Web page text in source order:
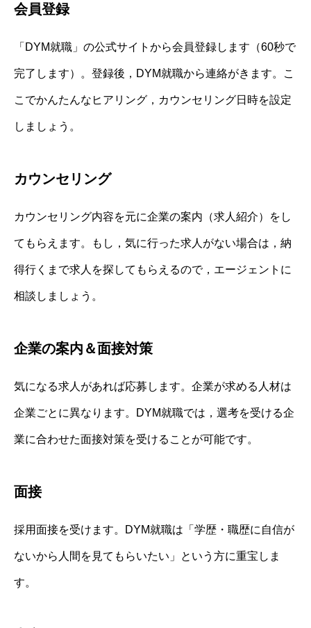
会員登録
「DYM就職」の公式サイトから会員登録します（60秒で
完了します）。登録後，DYM就職から連絡がきます。こ
こでかんたんなヒアリング，カウンセリング日時を設定
しましょう。
カウンセリング
カウンセリング内容を元に企業の案内（求人紹介）をし
てもらえます。もし，気に行った求人がない場合は，納
得行くまで求人を探してもらえるので，エージェントに
相談しましょう。
企業の案内＆面接対策
気になる求人があれば応募します。企業が求める人材は
企業ごとに異なります。DYM就職では，選考を受ける企
業に合わせた面接対策を受けることが可能です。
面接
採用面接を受けます。DYM就職は「学歴・職歴に自信が
ないから人間を見てもらいたい」という方に重宝しま
す。